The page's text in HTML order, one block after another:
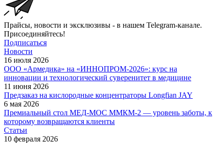
Прайсы, новости и эксклюзивы - в нашем Telegram-канале.
Присоединяйтесь!
Подписаться
Новости
16 июля 2026
ООО «Армедика» на «ИННОПРОМ-2026»: курс на
инновации и технологический суверенитет в медицине
11 июня 2026
Предзаказ на кислородные концентраторы Longfian JAY
6 мая 2026
Премиальный стол МЕД-МОС ММКМ-2 — уровень заботы, к
которому возвращаются клиенты
Статьи
10 февраля 2026